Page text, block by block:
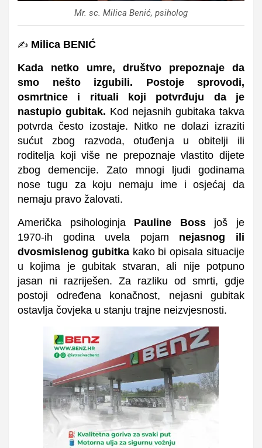
Mr. sc. Milica Benić, psiholog
✍️ Milica BENIĆ
Kada netko umre, društvo prepoznaje da
smo nešto izgubili. Postoje sprovodi,
osmrtnice i rituali koji potvrđuju da je
nastupio gubitak. Kod nejasnih gubitaka takva
potvrda često izostaje. Nitko ne dolazi izraziti
sućut zbog razvoda, otuđenja u obitelji ili
roditelja koji više ne prepoznaje vlastito dijete
zbog demencije. Zato mnogi ljudi godinama
nose tugu za koju nemaju ime i osjećaj da
nemaju pravo žalovati.
Američka psihologinja Pauline Bossjoš je
1970-ih godina uvela pojam nejasnog ili
dvosmislenog gubitkakako bi opisala situacije
u kojima je gubitak stvaran, ali nije potpuno
jasan ni razriješen. Za razliku od smrti, gdje
postoji određena konačnost, nejasni gubitak
ostavlja čovjeka u stanju trajne neizvjesnosti.